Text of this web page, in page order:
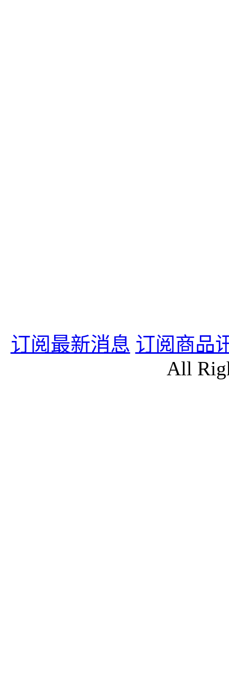
订阅最新消息 订阅商品
All